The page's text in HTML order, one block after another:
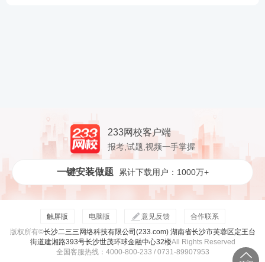
233网校客户端
报考,试题,视频一手掌握
一键安装做题 累计下载用户：1000万+
触屏版 电脑版 意见反馈
合作联系
版权所有©长沙二三三网络科技有限公司(233.com) 湖南省长沙市芙蓉区定王台
街道建湘路393号长沙世茂环球金融中心32楼All Rights Reserved
全国客服热线：4000-800-233 / 0731-89907953